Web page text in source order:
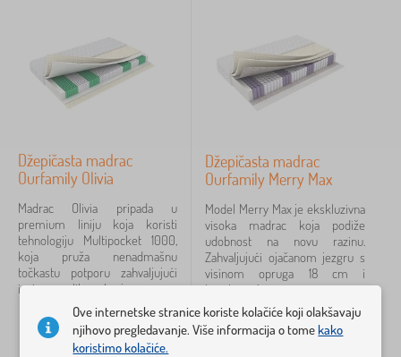
200x90 cm
38
200x120 cm
37
200x160 cm
37
200x180 cm
37
Cijena
Džepičasta madrac
Ourfamily Olivia
Madrac Olivia pripada u
premium liniju koja koristi
tehnologiju Multipocket 1000,
koja pruža nenadmašnu
točkastu potporu zahvaljujući
iznimno velikom broju...
od769,00€
DO 14 DANA
Džepičasta madrac
Ourfamily Merry Max
Model Merry Max je ekskluzivna
visoka madrac koja podiže
udobnost na novu razinu.
Zahvaljujući ojačanom jezgru s
visinom opruga 18 cm i
kombinaciji premium...
od341,10€
Ove internetske stranice koriste kolačiće koji olakšavaju
njihovo pregledavanje. Više informacija o tomekako
koristimo kolačiće.